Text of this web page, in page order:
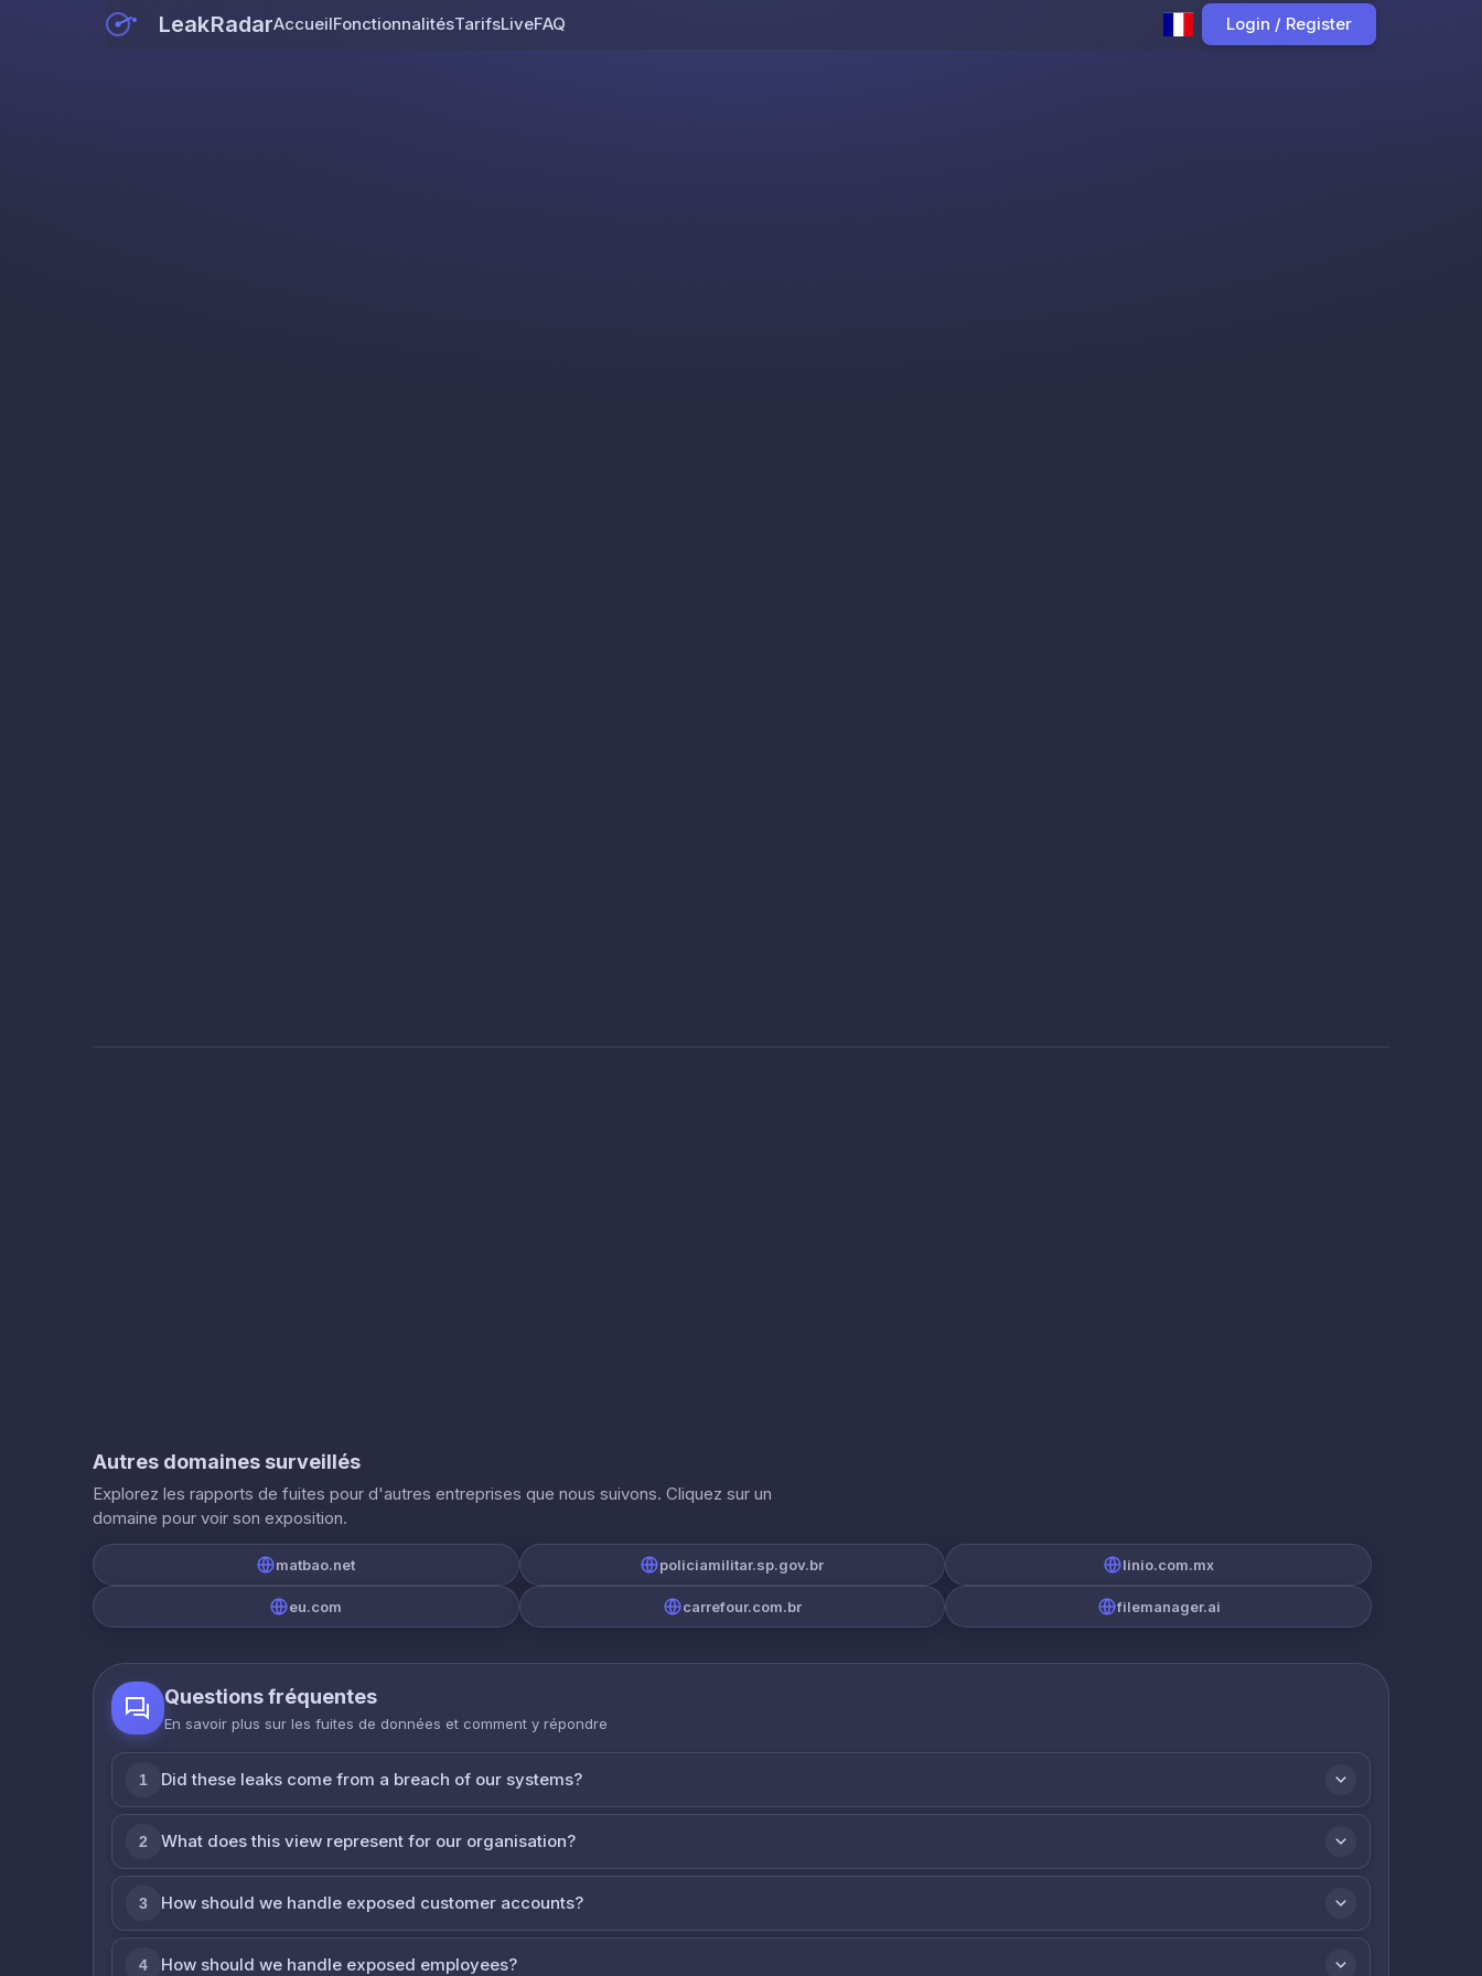
LeakRadarAccueilFonctionnalitésTarifsLiveFAQ Login / Register
Autres domaines surveillés
Explorez les rapports de fuites pour d'autres entreprises que nous suivons. Cliquez sur un
domaine pour voir son exposition.
matbao.net policiamilitar.sp.gov.br linio.com.mx
eu.com carrefour.com.br filemanager.ai
Questions fréquentes
En savoir plus sur les fuites de données et comment y répondre
1 Did these leaks come from a breach of our systems?
2 What does this view represent for our organisation?
3 How should we handle exposed customer accounts?
4 How should we handle exposed employees?